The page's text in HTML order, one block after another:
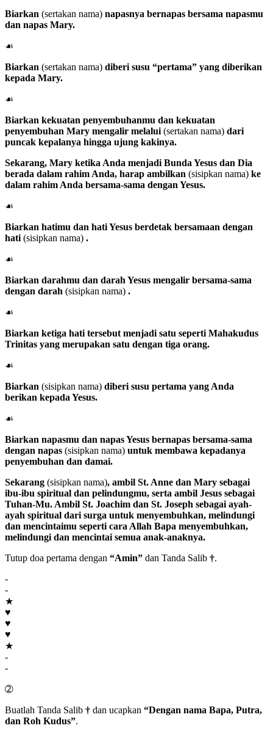
Biarkan (sertakan nama) napasnya bernapas bersama napasmu
dan napas Mary.
☙
Biarkan (sertakan nama) diberi susu “pertama” yang diberikan
kepada Mary.
☙
Biarkan kekuatan penyembuhanmu dan kekuatan
penyembuhan Mary mengalir melalui (sertakan nama) dari
puncak kepalanya hingga ujung kakinya.
Sekarang, Mary ketika Anda menjadi Bunda Yesus dan Dia
berada dalam rahim Anda, harap ambilkan (sisipkan nama) ke
dalam rahim Anda bersama-sama dengan Yesus.
☙
Biarkan hatimu dan hati Yesus berdetak bersamaan dengan
hati (sisipkan nama) .
☙
Biarkan darahmu dan darah Yesus mengalir bersama-sama
dengan darah (sisipkan nama) .
☙
Biarkan ketiga hati tersebut menjadi satu seperti Mahakudus
Trinitas yang merupakan satu dengan tiga orang.
☙
Biarkan (sisipkan nama) diberi susu pertama yang Anda
berikan kepada Yesus.
☙
Biarkan napasmu dan napas Yesus bernapas bersama-sama
dengan napas (sisipkan nama) untuk membawa kepadanya
penyembuhan dan damai.
Sekarang (sisipkan nama), ambil St. Anne dan Mary sebagai
ibu-ibu spiritual dan pelindungmu, serta ambil Jesus sebagai
Tuhan-Mu. Ambil St. Joachim dan St. Joseph sebagai ayah-
ayah spiritual dari surga untuk menyembuhkan, melindungi
dan mencintaimu seperti cara Allah Bapa menyembuhkan,
melindungi dan mencintai semua anak-anaknya.
Tutup doa pertama dengan “Amin” dan Tanda Salib †.
-
-
★
♥
♥
♥
★
-
-
➁
Buatlah Tanda Salib † dan ucapkan “Dengan nama Bapa, Putra,
dan Roh Kudus”.